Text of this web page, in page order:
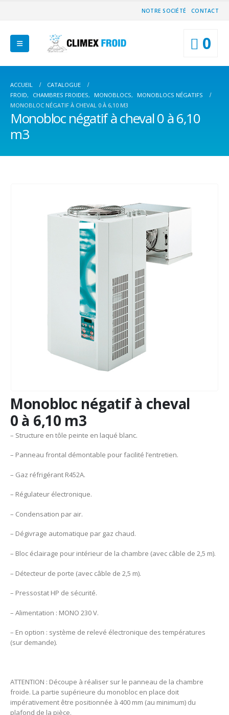
NOTRE SOCIÉTÉ CONTACT
0
ACCUEIL
CATALOGUE
FROID, CHAMBRES FROIDES, MONOBLOCS,
MONOBLOCS NÉGATIFS
MONOBLOC NÉGATIF À CHEVAL 0 À 6,10 M3
Monobloc négatif à cheval 0 à 6,10
m3
Monobloc négatif à cheval
0 à 6,10 m3
– Structure en tôle peinte en laqué blanc.
– Panneau frontal démontable pour facilité l’entretien.
– Gaz réfrigérant R452A.
– Régulateur électronique.
– Condensation par air.
– Dégivrage automatique par gaz chaud.
– Bloc éclairage pour intérieur de la chambre (avec câble de 2,5 m).
– Détecteur de porte (avec câble de 2,5 m).
– Pressostat HP de sécurité.
– Alimentation : MONO 230 V.
– En option : système de relevé électronique des températures
(sur demande).
ATTENTION : Découpe à réaliser sur le panneau de la chambre
froide. La partie supérieure du monobloc en place doit
impérativement être positionnée à 400 mm (au minimum) du
plafond de la pièce.